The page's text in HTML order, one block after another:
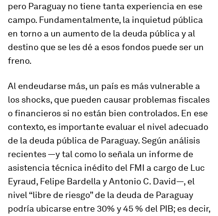
pero Paraguay no tiene tanta experiencia en ese
campo. Fundamentalmente, la inquietud pública
en torno a un aumento de la deuda pública y al
destino que se les dé a esos fondos puede ser un
freno.
Al endeudarse más, un país es más vulnerable a
los shocks, que pueden causar problemas fiscales
o financieros si no están bien controlados. En ese
contexto, es importante evaluar el nivel adecuado
de la deuda pública de Paraguay. Según análisis
recientes —y tal como lo señala un informe de
asistencia técnica inédito del FMI a cargo de Luc
Eyraud, Felipe Bardella y Antonio C. David—, el
nivel “libre de riesgo” de la deuda de Paraguay
podría ubicarse entre 30% y 45 % del PIB; es decir,